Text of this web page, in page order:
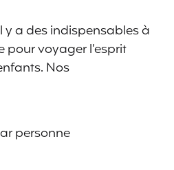
y a des indispensables à
voyager l’esprit
Nos
personne